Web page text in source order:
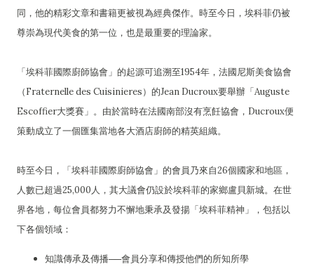
同，他的精彩文章和書籍更被視為經典傑作。時至今日，埃科菲仍被
尊崇為現代美食的第一位，也是最重要的理論家。
「埃科菲國際廚師協會」的起源可追溯至1954年，法國尼斯美食協會
（Fraternelle des Cuisinieres）的Jean Ducroux要舉辦「Auguste
Escoffier大獎賽」。由於當時在法國南部沒有烹飪協會，Ducroux便
策動成立了一個匯集當地各大酒店廚師的精英組織。
時至今日，「埃科菲國際廚師協會」的會員乃來自26個國家和地區，
人數已超過25,000人，其大議會仍設於埃科菲的家鄉盧貝新城。在世
界各地，每位會員都努力不懈地秉承及發揚「埃科菲精神」，包括以
下各個領域：
知識傳承及傳播──會員分享和傳授他們的所知所學